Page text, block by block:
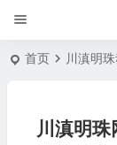
首页 川滇明
川滇明